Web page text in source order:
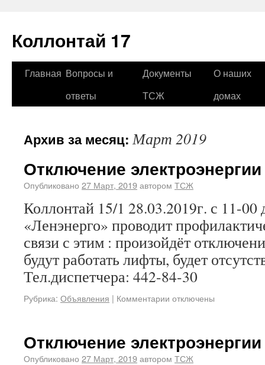
Коллонтай 17
Главная Вопросы и
ответы
Документы
ТСЖ
О наших
домах
Архив за месяц:Март 2019
Отключение
Опубликовано 27 Март, 2019автором ТСЖ
Коллонтай 15/1 28.03.2019г. с 11-00
«Ленэнерго» проводит
связи с этим : произойдёт
будут работать лифты, будет
Тел.диспетчера: 442-84-30
Рубрика: Объявления | Комментарии отключены
Отключение
Опубликовано 27 Март, 2019автором ТСЖ